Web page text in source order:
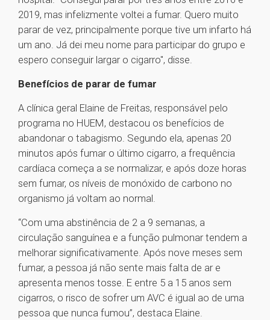
2019, mas infelizmente voltei a fumar. Quero muito
parar de vez, principalmente porque tive um infarto há
um ano. Já dei meu nome para participar do grupo e
espero conseguir largar o cigarro", disse.
Benefícios de parar de fumar
A clínica geral Elaine de Freitas, responsável pelo
programa no HUEM, destacou os benefícios de
abandonar o tabagismo. Segundo ela, apenas 20
minutos após fumar o último cigarro, a frequência
cardíaca começa a se normalizar, e após doze horas
sem fumar, os níveis de monóxido de carbono no
organismo já voltam ao normal.
“Com uma abstinência de 2 a 9 semanas, a
circulação sanguínea e a função pulmonar tendem a
melhorar significativamente. Após nove meses sem
fumar, a pessoa já não sente mais falta de ar e
apresenta menos tosse. E entre 5 a 15 anos sem
cigarros, o risco de sofrer um AVC é igual ao de uma
pessoa que nunca fumou”, destaca Elaine.